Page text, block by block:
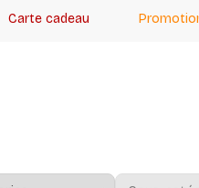
Carte cadeau